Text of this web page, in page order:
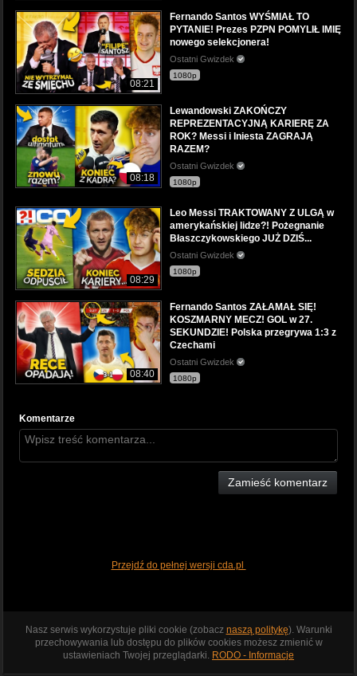
08:21
Fernando Santos WYŚMIAŁ TO
PYTANIE! Prezes PZPN POMYLIŁ IMIĘ
nowego selekcjonera!
Ostatni Gwizdek
1080p
08:18
Lewandowski ZAKOŃCZY
REPREZENTACYJNĄ KARIERĘ ZA
ROK? Messi i Iniesta ZAGRAJĄ
RAZEM?
Ostatni Gwizdek
1080p
08:29
Leo Messi TRAKTOWANY Z ULGĄ w
amerykańskiej lidze?! Pożegnanie
Błaszczykowskiego JUŻ DZIŚ...
Ostatni Gwizdek
1080p
08:40
Fernando Santos ZAŁAMAŁ SIĘ!
KOSZMARNY MECZ! GOL w 27.
SEKUNDZIE! Polska przegrywa 1:3 z
Czechami
Ostatni Gwizdek
1080p
Komentarze
Zamieść komentarz
Przejdź do pełnej wersji cda.pl
Nasz serwis wykorzystuje pliki cookie (zobacz naszą politykę). Warunki
przechowywania lub dostępu do plików cookies możesz zmienić w
ustawieniach Twojej przeglądarki. RODO - Informacje